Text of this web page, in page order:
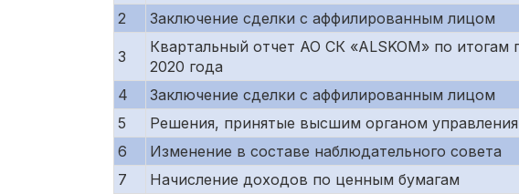
2
Заключение сделки с аффилированным лицом
3
Квартальный отчет АО СК «ALSKOM» по итогам
2020 года
4 Заключение сделки с аффилированным лицом
5
Решения, принятые высшим органом
6
Изменение в составе наблюдательного совета
7
Начисление доходов по ценным бумагам